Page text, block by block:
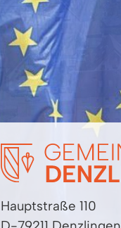
Hauptstraße 110